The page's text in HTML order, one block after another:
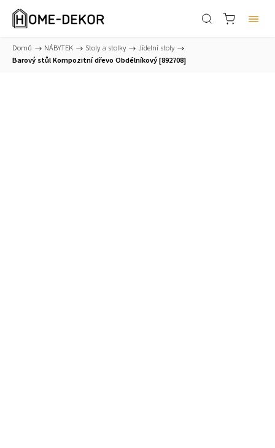
Domů / NÁBYTEK / Stoly a stolky / Jídelní stoly /
Barový stůl Kompozitní dřevo Obdélníkový [892708]